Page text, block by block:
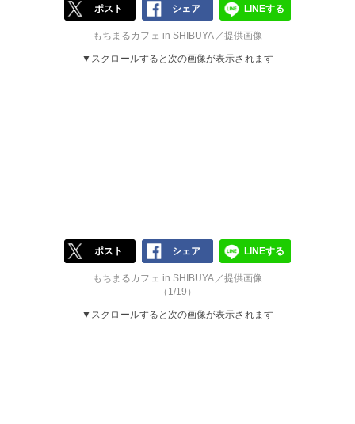
ポスト シェア LINEする
もちまるカフェ in SHIBUYA／提供画像
▼スクロールすると次の画像が表示されます
ポスト シェア LINEする
もちまるカフェ in SHIBUYA／提供画像
（1/19）
▼スクロールすると次の画像が表示されます